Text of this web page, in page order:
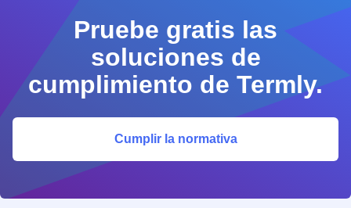
Pruebe gratis las
soluciones de
cumplimiento de Termly.
Cumplir la normativa